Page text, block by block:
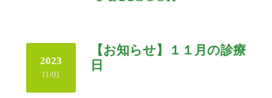
2023
11/01
【お知らせ】１１月の診療
日